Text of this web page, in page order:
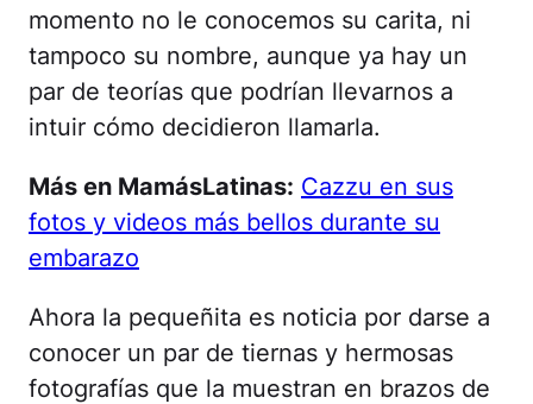
momento no le conocemos su carita, ni
tampoco su nombre, aunque ya hay un
par de teorías que podrían llevarnos a
intuir cómo decidieron llamarla.
Más en MamásLatinas: Cazzu en sus
fotos y videos más bellos durante su
embarazo
Ahora la pequeñita es noticia por darse a
conocer un par de tiernas y hermosas
fotografías que la muestran en brazos de